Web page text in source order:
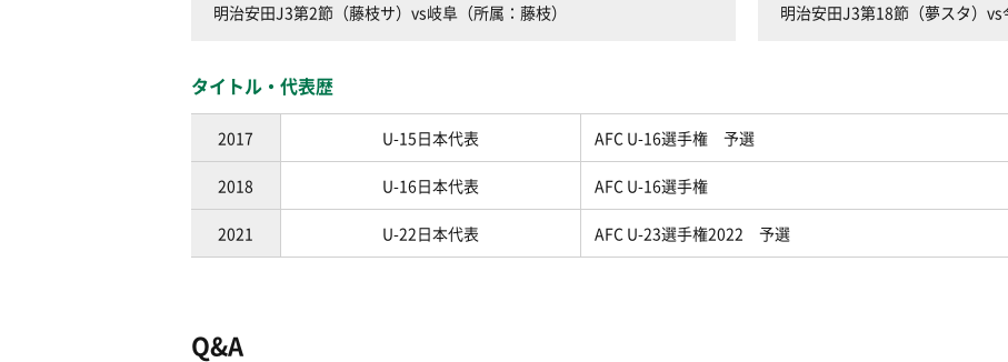
明治安田J3第2節（藤枝サ）vs岐阜（所属：藤枝）
明治安田J3第18節（夢スタ）vs
タイトル・代表歴
2017 U-15日本代表 AFC U-16選手権 予選
2018 U-16日本代表 AFC U-16選手権
2021 U-22日本代表 AFC U-23選手権2022 予選
Q&A